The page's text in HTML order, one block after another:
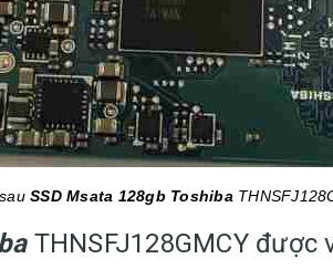
SSD Msata 128gb Toshiba
THNSFJ128GMCY